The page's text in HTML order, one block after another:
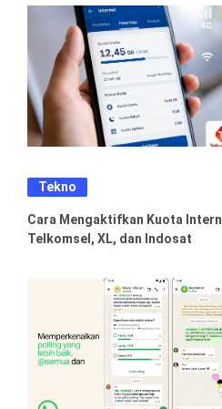
Tekno
Cara Mengaktifkan Kuota
Telkomsel, XL, dan Indosat